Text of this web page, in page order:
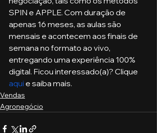
SPIN e APPLE. Com duração de
apenas 16 meses, as aulas são
mensais e acontecem aos finais de
semana no formato ao vivo,
entregando uma experiência 100%
digital. Ficou interessado(a)? Clique
aqui e saiba mais.
Vendas
Agronegócio